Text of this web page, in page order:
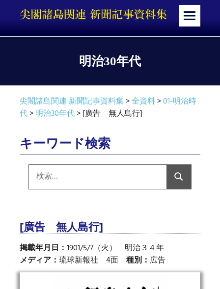
テ
メ
明治30年代
尖閣諸島関連 新聞記事資料集>全資料>01-明治時
代>明治30年代>[廣告 無人島行]
キーワード検索
索:
検
索
[廣告 無人島行]
掲載年月日： 1901/5/7（火） 明治３４年
メディア： 琉球新報社 4面 種別： 広告